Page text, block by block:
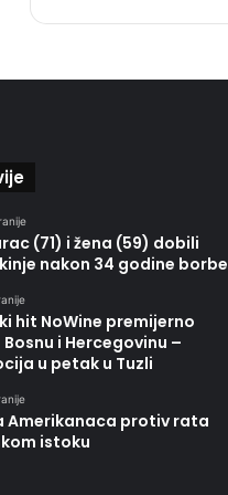
(71) i žena (59) dobili
nakon 34 godine borbe
hit NoWine premijerno
Bosnu i Hercegovinu –
u petak u Tuzli
Amerikanaca protiv rata
istoku